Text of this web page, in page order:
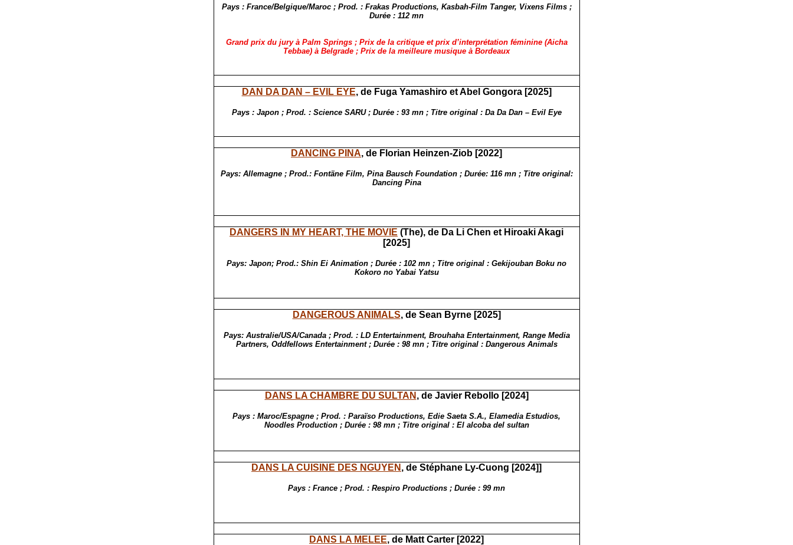
Pays : France/Belgique/Maroc ; Prod. : Frakas Productions, Kasbah-Film Tanger, Vixens Films ;
Durée : 112 mn
Grand prix du jury à Palm Springs ; Prix de la critique et prix d’interprétation féminine (Aicha
Tebbae) à Belgrade ; Prix de la meilleure musique à Bordeaux
DAN DA DAN – EVIL EYE, de Fuga Yamashiro et Abel Gongora [2025]
Pays : Japon ; Prod. : Science SARU ; Durée : 93 mn ; Titre original : Da Da Dan – Evil Eye
DANCING PINA, de Florian Heinzen-Ziob [2022]
Pays: Allemagne ; Prod.: Fontäne Film, Pina Bausch Foundation ; Durée: 116 mn ; Titre original:
Dancing Pina
DANGERS IN MY HEART, THE MOVIE (The), de Da Li Chen et Hiroaki Akagi
[2025]
Pays: Japon; Prod.: Shin Ei Animation ; Durée : 102 mn ; Titre original : Gekijouban Boku no
Kokoro no Yabai Yatsu
DANGEROUS ANIMALS, de Sean Byrne [2025]
Pays: Australie/USA/Canada ; Prod. : LD Entertainment, Brouhaha Entertainment, Range Media
Partners, Oddfellows Entertainment ; Durée : 98 mn ; Titre original : Dangerous Animals
DANS LA CHAMBRE DU SULTAN , de Javier Rebollo [2024]
Pays : Maroc/Espagne ; Prod. : Paraïso Productions, Edie Saeta S.A., Elamedia Estudios,
Noodles Production ; Durée : 98 mn ; Titre original : El alcoba del sultan
DANS LA CUISINE DES NGUYEN , de Stéphane Ly-Cuong [2024]]
Pays : France ; Prod. : Respiro Productions ; Durée : 99 mn
DANS LA MELEE, de Matt Carter [2022]